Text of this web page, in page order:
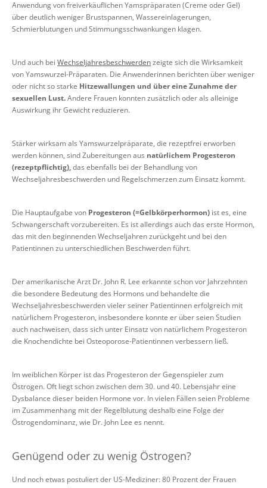
Anwendung von freiverkäuflichen Yamspräparaten (Creme oder Gel)
über deutlich weniger Brustspannen, Wassereinlagerungen,
Schmierblutungen und Stimmungsschwankungen klagen.
Und auch beiWechseljahresbeschwerdenzeigte sich die Wirksamkeit
von Yamswurzel-Präparaten. Die Anwenderinnen berichten über weniger
oder nicht so starke Hitzewallungen und über eine Zunahme der
sexuellen Lust.Andere Frauen konnten zusätzlich oder als alleinige
Auswirkung ihr Gewicht reduzieren.
Stärker wirksam als Yamswurzelpräparate, die rezeptfrei erworben
werden können, sind Zubereitungen aus natürlichem Progesteron
(rezeptpflichtig),das ebenfalls bei der Behandlung von
Wechseljahresbeschwerden und Regelschmerzen zum Einsatz kommt.
Die Hauptaufgabe von Progesteron (=Gelbkörperhormon) ist es, eine
Schwangerschaft vorzubereiten. Es ist allerdings auch das erste Hormon,
das mit den beginnenden Wechseljahren zurückgeht und bei den
Patientinnen zu unterschiedlichen Beschwerden führt.
Der amerikanische Arzt Dr. John R. Lee erkannte schon vor Jahrzehnten
die besondere Bedeutung des Hormons und behandelte die
Wechseljahresbeschwerden vieler seiner Patientinnen erfolgreich mit
natürlichem Progesteron, insbesondere konnte er über seien Studien
auch nachweisen, dass sich unter Einsatz von natürlichem Progesteron
die Knochendichte bei Osteoporose-Patientinnen verbessern ließ.
Im weiblichen Körper ist das Progesteron der Gegenspieler zum
Östrogen. Oft liegt schon zwischen dem 30. und 40. Lebensjahr eine
Dysbalance dieser beiden Hormone vor. In vielen Fällen seien Probleme
im Zusammenhang mit der Regelblutung deshalb eine Folge der
Östrogendominanz, wie Dr. John Lee es nennt.
Genügend oder zu wenig Östrogen?
Und noch etwas postuliert der US-Mediziner: 80 Prozent der Frauen